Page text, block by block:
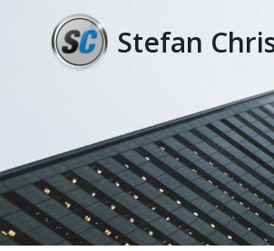
springen
Stefan